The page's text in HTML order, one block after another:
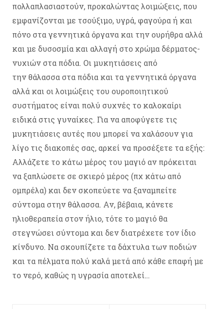
πολλαπλασιαστούν, προκαλώντας λοιμώξεις, που
εμφανίζονται με τσούξιμο, υγρά, φαγούρα ή και
πόνο στα γεννητικά όργανα και την ουρήθρα αλλά
και με δυσοσμία και αλλαγή στο χρώμα δέρματος-
νυχιών στα πόδια. Οι μυκητιάσεις από
την θάλασσα στα πόδια και τα γεννητικά όργανα
αλλά και οι λοιμώξεις του ουροποιητικού
συστήματος είναι πολύ συχνές το καλοκαίρι
ειδικά στις γυναίκες. Για να αποφύγετε τις
μυκητιάσεις αυτές που μπορεί να χαλάσουν για
λίγο τις διακοπές σας, αρκεί να προσέξετε τα εξής:
Αλλάζετε το κάτω μέρος του μαγιό αν πρόκειται
να ξαπλώσετε σε σκιερό μέρος (πχ κάτω από
ομπρέλα) και δεν σκοπεύετε να ξαναμπείτε
σύντομα στην θάλασσα. Αν, βέβαια, κάνετε
ηλιοθεραπεία στον ήλιο, τότε το μαγιό θα
στεγνώσει σύντομα και δεν διατρέχετε τον ίδιο
κίνδυνο. Να σκουπίζετε τα δάχτυλα των ποδιών
και τα πέλματα πολύ καλά μετά από κάθε επαφή με
το νερό, καθώς η υγρασία αποτελεί…